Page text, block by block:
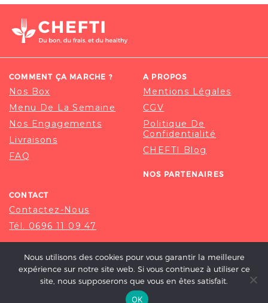
COMMENT ÇA MARCHE ?
Nos Box
Menu De La Semaine
Nos Engagements
Livraisons
FAQ
A PROPOS
Mentions Légales
CGV
Politique De
Confidentialité
CHEFTI Blog
NOS PARTENAIRES
CONTACT
Contactez-Nous
Tél. 0696 11 09 47
Nous utilisons des cookies pour vous garantir la meilleure
expérience sur notre site web. Si vous continuez à utiliser ce
site, nous supposerons que vous en êtes satisfait.
OK